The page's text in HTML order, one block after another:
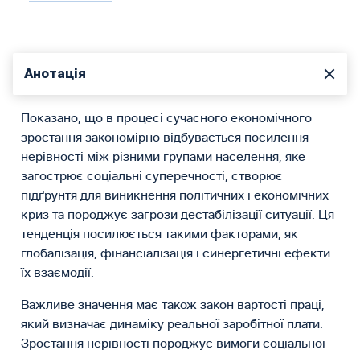
Анотація
Показано, що в процесі сучасного економічного
зростання закономірно відбувається посилення
нерівності між різними групами населення, яке
загострює соціальні суперечності, створює
підґрунтя для виникнення політичних і економічних
криз та породжує загрози дестабілізації ситуації. Ця
тенденція посилюється такими факторами, як
глобалізація, фінансіалізація і синергетичні ефекти
їх взаємодії.
Важливе значення має також закон вартості праці,
який визначає динаміку реальної заробітної плати.
Зростання нерівності породжує вимоги соціальної